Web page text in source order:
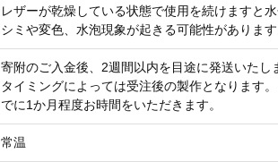
レザーが乾燥している状態で使用を続けますと水
シミや変色、水泡現象が起きる可能性があります
寄附のご入金後、2週間以内を目途に発送いたし
タイミングによっては受注後の製作となります
でに1か月程度お時間をいただきます。
常温